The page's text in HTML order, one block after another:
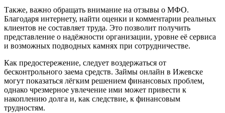
Также, важно обращать внимание на отзывы о МФО.
Благодаря интернету, найти оценки и комментарии реальных
клиентов не составляет труда. Это позволит получить
представление о надёжности организации, уровне её сервиса
и возможных подводных камнях при сотрудничестве.
Как предостережение, следует воздержаться от
бесконтрольного заема средств. Займы онлайн в Ижевске
могут показаться лёгким решением финансовых проблем,
однако чрезмерное увлечение ими может привести к
накоплению долга и, как следствие, к финансовым
трудностям.